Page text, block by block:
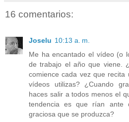
16 comentarios:
Joselu 10:13 a. m.
Me ha encantado el vídeo (o
de trabajo el año que viene.
comience cada vez que
vídeos utilizas? ¿Cuando
haces salir a todos menos el
tendencia es que rían ante
graciosa que se produzca?